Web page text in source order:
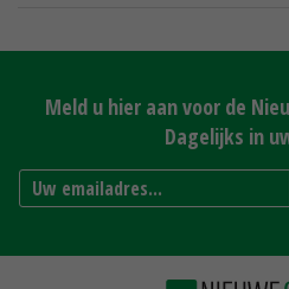
Meld u hier aan voor de
Dagelijks in